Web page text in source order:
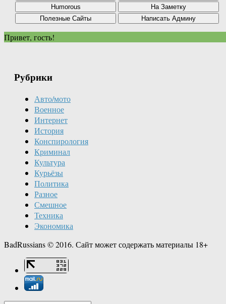
Привет, гость!
Рубрики
Авто/мото
Военное
Интернет
История
Конспирология
Криминал
Культура
Курьёзы
Политика
Разное
Смешное
Техника
Экономика
BadRussians © 2016. Сайт может содержать материалы 18+